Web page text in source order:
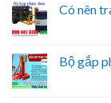
Có nên
Bộ gắp